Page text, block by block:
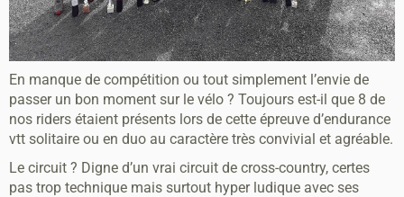
En manque de compétition ou tout simplement l’envie de
passer un bon moment sur le vélo ? Toujours est-il que 8 de
nos riders étaient présents lors de cette épreuve d’endurance
vtt solitaire ou en duo au caractère très convivial et agréable.
Le circuit ? Digne d’un vrai circuit de cross-country, certes
pas trop technique mais surtout hyper ludique avec ses